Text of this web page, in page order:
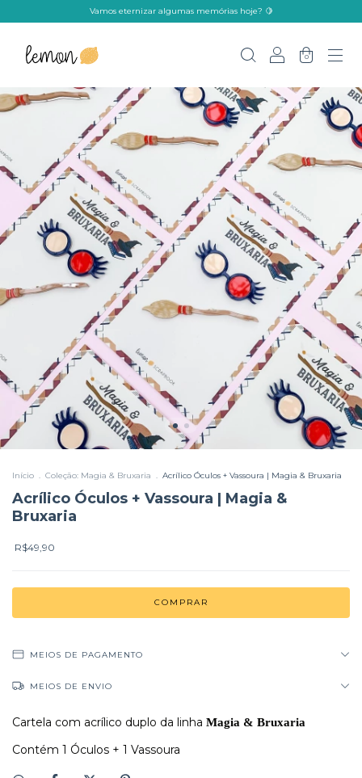
Vamos eternizar algumas memórias hoje? 🍋
0
Início . Coleção: Magia & Bruxaria . Acrílico Óculos + Vassoura | Magia & Bruxaria
Acrílico Óculos + Vassoura | Magia &
Bruxaria
R$49,90
MEIOS DE PAGAMENTO
MEIOS DE ENVIO
Cartela com acrílico duplo da linha Magia & Bruxaria
Contém 1 Óculos + 1 Vassoura